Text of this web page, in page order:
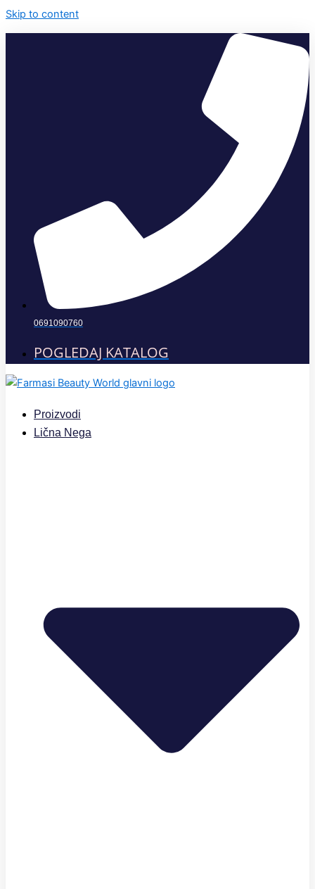
Skip to content
0691090760
POGLEDAJ KATALOG
Proizvodi
Lična Nega